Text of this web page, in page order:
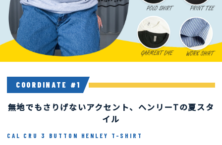
COORDINATE #1
Coordinate #1
無地でもさりげないアクセント、ヘンリーTの夏スタ
イル
CAL CRU 3 BUTTON HENLEY T-SHIRT